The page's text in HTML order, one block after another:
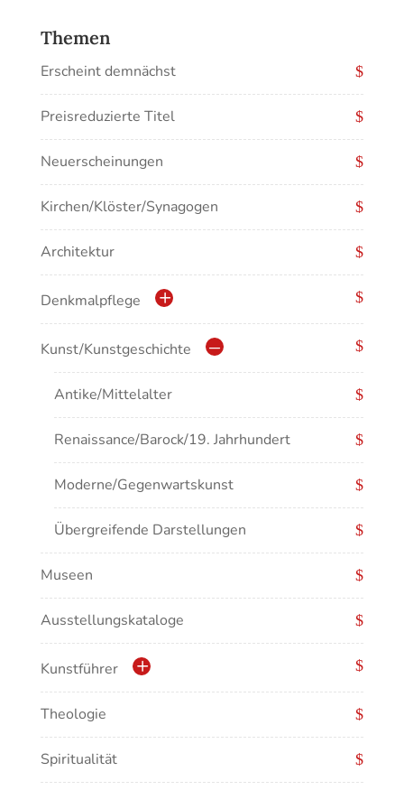
Themen
Erscheint demnächst
Preisreduzierte Titel
Neuerscheinungen
Kirchen/Klöster/Synagogen
Architektur
Denkmalpflege
Kulturdenkmale in Baden-Württemberg
Kunst/Kunstgeschichte
Antike/Mittelalter
Renaissance/Barock/19. Jahrhundert
Moderne/Gegenwartskunst
Übergreifende Darstellungen
Museen
Ausstellungskataloge
Kunstführer
Abonnement Kunstführer
Kunstführer A
Theologie
Spiritualität